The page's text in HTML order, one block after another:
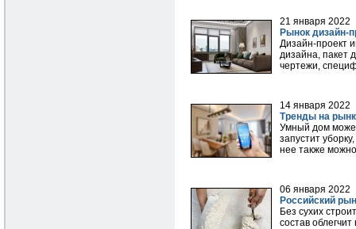
21 января 2022
Рынок дизайн-
Дизайн-проект
дизайна, пакет
чертежи,
14 января 2022
Тренды на
Умный дом
запустит
нее также
06 января 2022
Российский
Без сухих
состав